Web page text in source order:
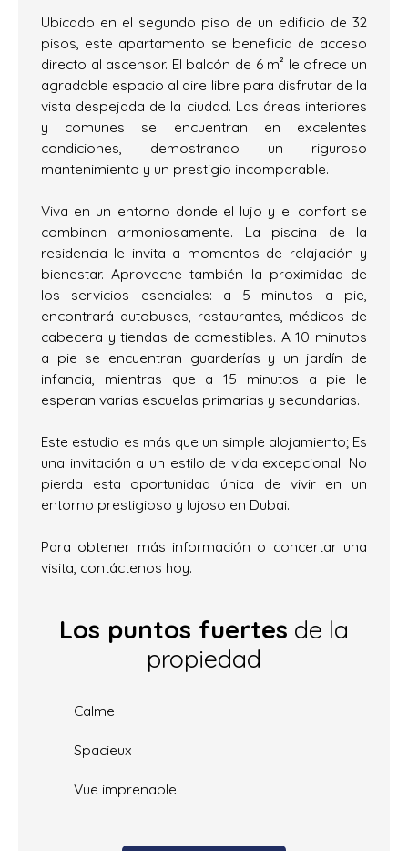
Ubicado en el segundo piso de un edificio de 32
pisos, este apartamento se beneficia de acceso
directo al ascensor. El balcón de 6 m² le ofrece un
agradable espacio al aire libre para disfrutar de la
vista despejada de la ciudad. Las áreas interiores
y comunes se encuentran en excelentes
condiciones, demostrando un riguroso
mantenimiento y un prestigio incomparable.
Viva en un entorno donde el lujo y el confort se
combinan armoniosamente. La piscina de la
residencia le invita a momentos de relajación y
bienestar. Aproveche también la proximidad de
los servicios esenciales: a 5 minutos a pie,
encontrará autobuses, restaurantes, médicos de
cabecera y tiendas de comestibles. A 10 minutos
a pie se encuentran guarderías y un jardín de
infancia, mientras que a 15 minutos a pie le
esperan varias escuelas primarias y secundarias.
Este estudio es más que un simple alojamiento; Es
una invitación a un estilo de vida excepcional. No
pierda esta oportunidad única de vivir en un
entorno prestigioso y lujoso en Dubai.
Para obtener más información o concertar una
visita, contáctenos hoy.
Los puntos fuertes de la
propiedad
Calme
Spacieux
Vue imprenable